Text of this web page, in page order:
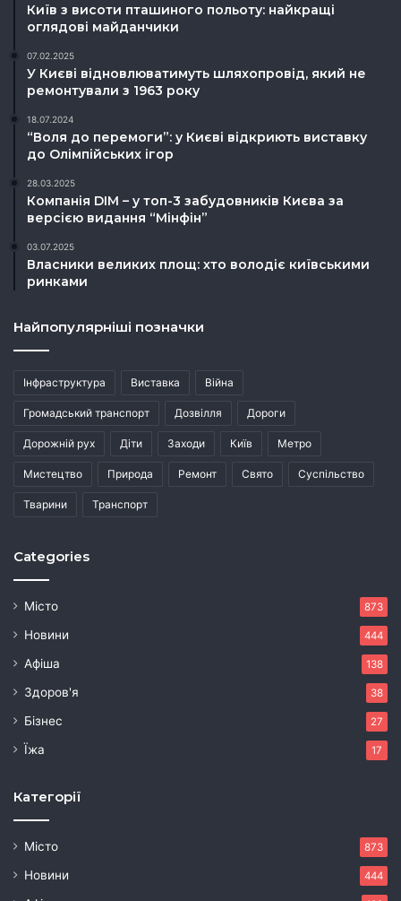
Київ з висоти пташиного польоту: найкращі
оглядові майданчики
07.02.2025
У Києві відновлюватимуть шляхопровід, який не
ремонтували з 1963 року
18.07.2024
“Воля до перемоги”: у Києві відкриють виставку
до Олімпійських ігор
28.03.2025
Компанія DIM – у топ-3 забудовників Києва за
версією видання “Мінфін”
03.07.2025
Власники великих площ: хто володіє київськими
ринками
Найпопулярніші позначки
Інфраструктура Виставка Війна
Громадський транспорт Дозвілля Дороги
Дорожній рух Діти Заходи Київ Метро
Мистецтво Природа Ремонт Свято Суспільство
Тварини Транспорт
Categories
Місто 873
Новини 444
Афіша 138
Здоров'я 38
Бізнес 27
Їжа 17
Категорії
Місто 873
Новини 444